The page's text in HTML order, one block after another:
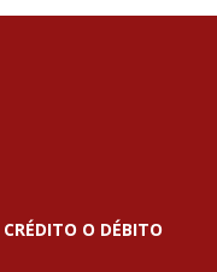
O DÉBITO